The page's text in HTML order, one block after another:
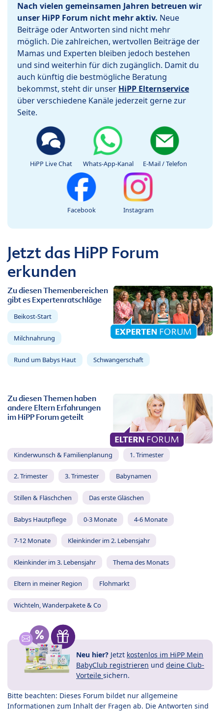
Nach vielen gemeinsamen Jahren betreuen wir
unser HiPP Forum nicht mehr aktiv. Neue
Beiträge oder Antworten sind nicht mehr
möglich. Die zahlreichen, wertvollen Beiträge der
Mamas und Experten bleiben jedoch bestehen
und sind weiterhin für dich zugänglich. Damit du
auch künftig die bestmögliche Beratung
bekommst, steht dir unser HiPP Elternservice
über verschiedene Kanäle jederzeit gerne zur
Seite.
HiPP Live Chat Whats-App-Kanal E-Mail / Telefon
Facebook Instagram
Jetzt das HiPP Forum
erkunden
Zu diesen Themenbereichen
gibt es Expertenratschläge
Beikost-Start
Milchnahrung
Rund um Babys Haut Schwangerschaft
Zu diesen Themen haben
andere Eltern Erfahrungen
im HiPP Forum geteilt
Kinderwunsch & Familienplanung 1. Trimester
2. Trimester 3. Trimester Babynamen
Stillen & Fläschchen Das erste Gläschen
Babys Hautpflege 0-3 Monate 4-6 Monate
7-12 Monate Kleinkinder im 2. Lebensjahr
Kleinkinder im 3. Lebensjahr Thema des Monats
Eltern in meiner Region Flohmarkt
Wichteln, Wanderpakete & Co
Neu hier? Jetzt kostenlos im HiPP Mein
BabyClub registrieren und deine Club-
Vorteile sichern.
Bitte beachten: Dieses Forum bildet nur allgemeine
Informationen zum Inhalt der Fragen ab. Die Antworten sind